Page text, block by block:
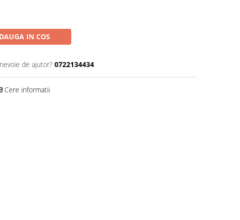
IN COS
de ajutor? 0722134434
Cere informatii